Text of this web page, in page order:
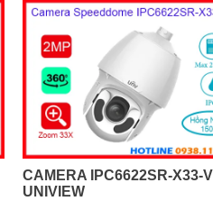
CAMERA IPC6622SR-X33-
UNIVIEW